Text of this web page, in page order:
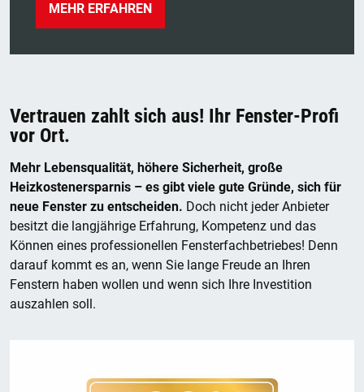
MEHR ERFAHREN
Vertrauen zahlt sich aus! Ihr Fenster-Profi
vor Ort.
Mehr Lebensqualität, höhere Sicherheit, große
Heizkostenersparnis – es gibt viele gute Gründe, sich für
neue Fenster zu entscheiden. Doch nicht jeder Anbieter
besitzt die langjährige Erfahrung, Kompetenz und das
Können eines professionellen Fensterfachbetriebes! Denn
darauf kommt es an, wenn Sie lange Freude an Ihren
Fenstern haben wollen und wenn sich Ihre Investition
auszahlen soll.